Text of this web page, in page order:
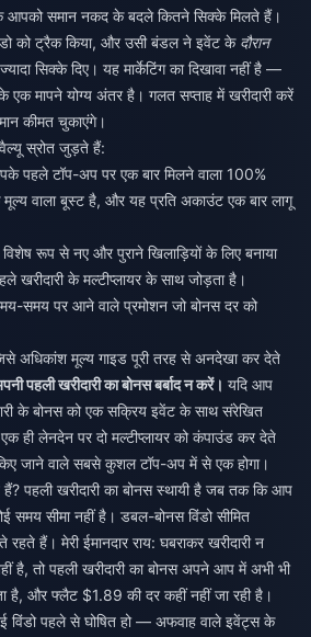
आपको समान नकद के बदले कितने सिक्के मिलते हैं।
को ट्रैक किया, और उसी बंडल ने इवेंट के दौरान
सिक्के दिए। यह मार्केटिंग का दिखावा नहीं है —
एक मापने योग्य अंतर है। गलत सप्ताह में खरीदारी करें
कीमत चुकाएंगे।
स्रोत जुड़ते हैं:
पहले टॉप-अप पर एक बार मिलने वाला 100%
वाला बूस्ट है, और यह प्रति अकाउंट एक बार लागू
रूप से नए और पुराने खिलाड़ियों के लिए बनाया
खरीदारी के मल्टीप्लायर के साथ जोड़ता है।
समय पर आने वाले प्रमोशन जो बोनस दर को
अधिकांश मूल्य गाइड पूरी तरह से अनदेखा कर देते
पहली खरीदारी का बोनस बर्बाद न करें। यदि आप
के बोनस को एक सक्रिय इवेंट के साथ संरेखित
लेनदेन पर दो मल्टीप्लायर को कंपाउंड कर देते
जाने वाले सबसे कुशल टॉप-अप में से एक होगा।
खरीदारी का बोनस स्थायी है जब तक कि आप
समय सीमा नहीं है। डबल-बोनस विंडो सीमित
हैं। मेरी ईमानदार राय: घबराकर खरीदारी न
है, तो पहली खरीदारी का बोनस अपने आप में अभी भी
है, और फ्लैट $1.89 की दर कहीं नहीं जा रही है।
विंडो पहले से घोषित हो — अफवाह वाले इवेंट्स के